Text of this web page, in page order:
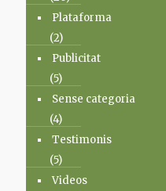
Plataforma
(2)
Publicitat
(5)
Sense categoria
(4)
Testimonis
(5)
Videos